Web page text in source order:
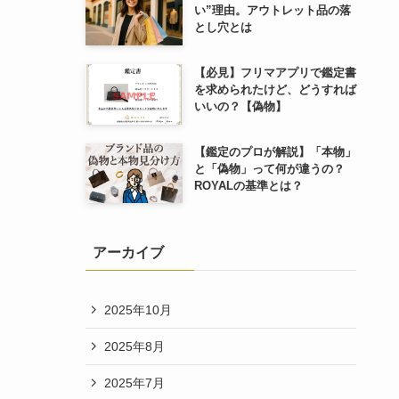
い”理由。アウトレット品の落
とし穴とは
【必見】フリマアプリで鑑定書
を求められたけど、どうすれば
いいの？【偽物】
【鑑定のプロが解説】「本物」
と「偽物」って何が違うの？
ROYALの基準とは？
アーカイブ
2025年10月
2025年8月
2025年7月